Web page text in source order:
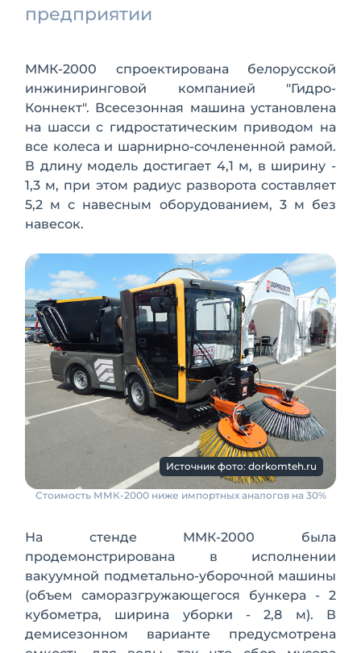
предприятии
ММК-2000 спроектирована белорусской
инжиниринговой компанией "Гидро-
Коннект". Всесезонная машина установлена
на шасси с гидростатическим приводом на
все колеса и шарнирно-сочлененной рамой.
В длину модель достигает 4,1 м, в ширину -
1,3 м, при этом радиус разворота составляет
5,2 м с навесным оборудованием, 3 м без
навесок.
Источник фото: dorkomteh.ru
Стоимость ММК-2000 ниже импортных аналогов на 30%
На стенде ММК-2000 была
продемонстрирована в исполнении
вакуумной подметально-уборочной машины
(объем саморазгружающегося бункера - 2
кубометра, ширина уборки - 2,8 м). В
демисезонном варианте предусмотрена